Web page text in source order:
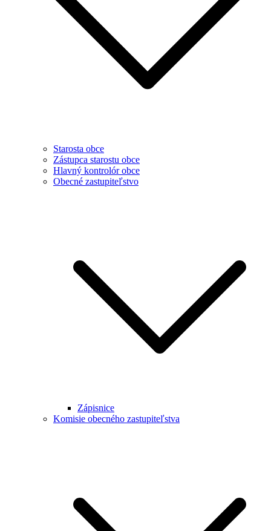
Starosta obce
Zástupca starostu obce
Hlavný kontrolór obce
Obecné zastupiteľstvo
Zápisnice
Komisie obecného zastupiteľstva